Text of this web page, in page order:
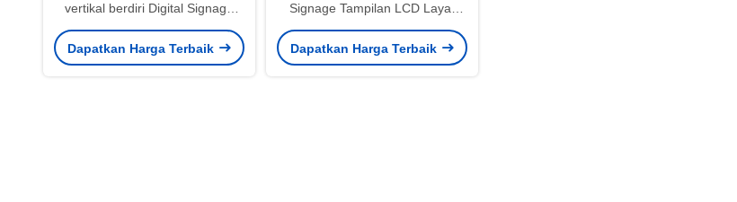
vertikal berdiri Digital Signage
Display Mesin Iklan
Dapatkan Harga Terbaik
Signage Tampilan LCD Layar
240V
Dapatkan Harga Terbaik